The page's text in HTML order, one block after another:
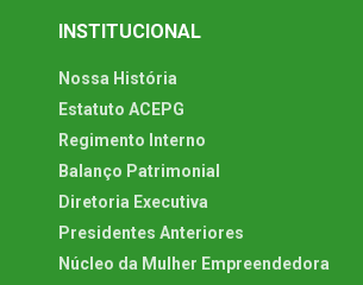
INSTITUCIONAL
Nossa História
Estatuto ACEPG
Regimento Interno
Balanço Patrimonial
Diretoria Executiva
Presidentes Anteriores
Núcleo da Mulher Empreendedora